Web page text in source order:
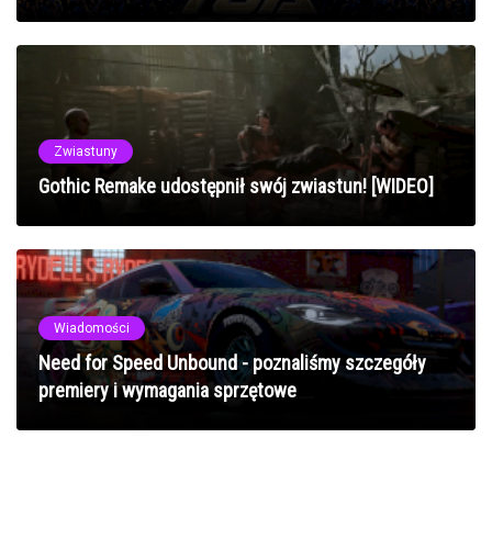
Zwiastuny
Gothic Remake udostępnił swój zwiastun! [WIDEO]
Wiadomości
Need for Speed Unbound - poznaliśmy szczegóły
premiery i wymagania sprzętowe